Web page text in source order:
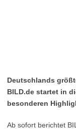
Deutschlands
BILD.de startet in
besonderen
Ab sofort berichtet